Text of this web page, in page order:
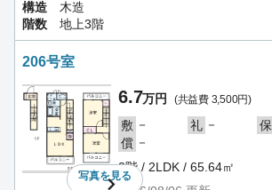
構造
木造
階数
地上3階
206号室
写真を見る
6.7万円 (共益費 3,500円)
敷 － 礼 － 保
償 －
2階 / 2LDK / 65.64㎡